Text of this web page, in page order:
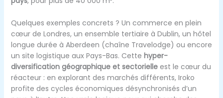
Quelques exemples concrets ? Un commerce en plein
cœur de Londres, un ensemble tertiaire à Dublin, un hôtel
longue durée à Aberdeen (chaîne Travelodge) ou encore
un site logistique aux Pays-Bas. Cette hyper-
diversification géographique et sectorielleest le cœur du
réacteur : en explorant des marchés différents, Iroko
profite des cycles économiques désynchronisés d’un